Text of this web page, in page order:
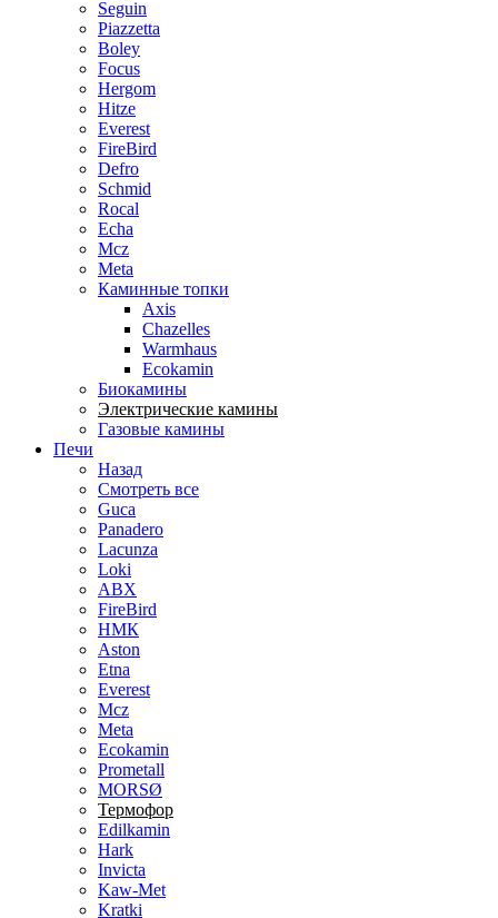
Seguin
Piazzetta
Boley
Focus
Hergom
Hitze
Everest
FireBird
Defro
Schmid
Rocal
Echa
Mcz
Meta
Каминные топки
Axis
Chazelles
Warmhaus
Ecokamin
Биокамины
Электрические камины
Газовые камины
Печи
Назад
Смотреть все
Guca
Panadero
Lacunza
Loki
ABX
FireBird
НМК
Aston
Etna
Everest
Mcz
Meta
Ecokamin
Prometall
MORSØ
Термофор
Edilkamin
Hark
Invicta
Kaw-Met
Kratki